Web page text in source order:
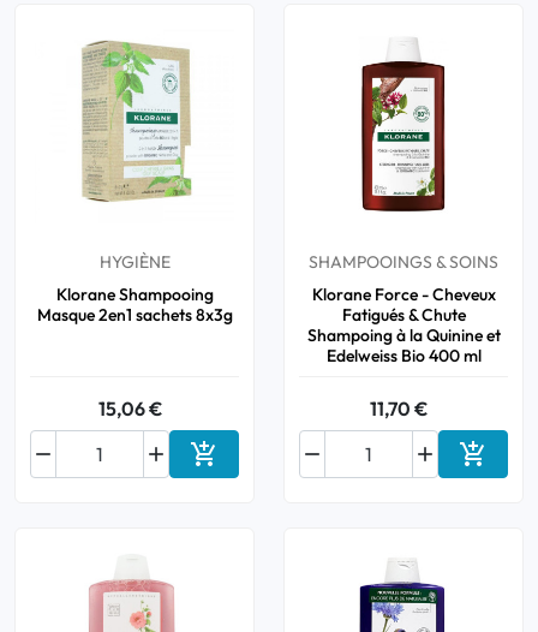
HYGIÈNE
Klorane Shampooing
Masque 2en1 sachets 8x3g
15,06 €

 Ajouter au panier
SHAMPOOINGS & SOINS
Klorane Force - Cheveux
Fatigués & Chute
Shampoing à la Quinine et
Edelweiss Bio 400 ml
11,70 €

 